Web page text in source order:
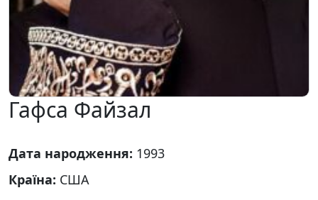
Гафса Файзал
Дата народження: 1993
Країна: США